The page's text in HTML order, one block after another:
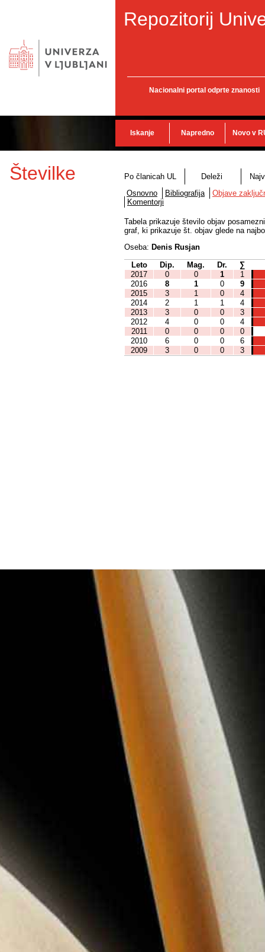
Repozitorij
Nacionalni portal odprte znanosti
Iskanje Napredno Novo v
Številke Po članicah UL Deleži
Osnovno
Bibliografija
Objave
Komentorji
Tabela prikazuje število objav
graf, ki prikazuje št. objav glede na
Oseba: Denis Rusjan
Leto
Dip. Mag. Dr.
∑
2017
0 0 1
1
2016
8 1 0
9
2015
3 1 0
4
2014
2 1 1
4
2013
3 0 0
3
2012
4 0 0
4
2011
0 0 0
0
2010
6 0 0
6
2009
3 0 0 3